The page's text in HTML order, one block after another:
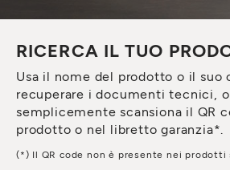
RICERCA IL TUO
Usa il nome del prodotto o il suo
recuperare i documenti tecnici,
semplicemente scansiona il QR
prodotto o nel libretto garanzia*.
(*) Il QR code non è presente nei prodotti